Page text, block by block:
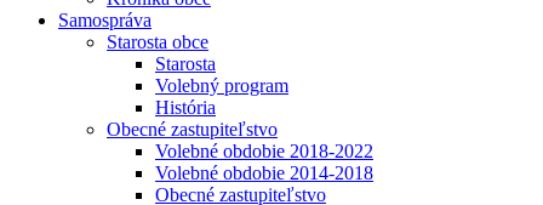
Samospráva
Starosta obce
Starosta
Volebný program
História
Obecné zastupiteľstvo
Volebné obdobie 2018-2022
Volebné obdobie 2014-2018
Obecné zastupiteľstvo